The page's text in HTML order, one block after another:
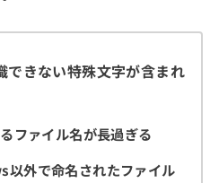
できない特殊文字が含まれ
ファイル名が長過ぎる
外で命名されたファイル